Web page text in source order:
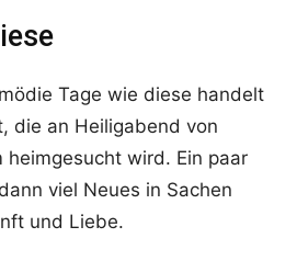
Tage wie diese handelt
die an Heiligabend von
heimgesucht wird. Ein paar
viel Neues in Sachen
und Liebe.